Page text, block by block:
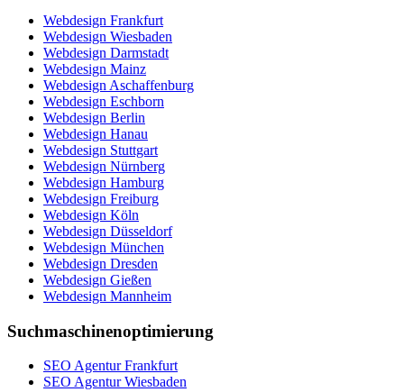
Webdesign Frankfurt
Webdesign Wiesbaden
Webdesign Darmstadt
Webdesign Mainz
Webdesign Aschaffenburg
Webdesign Eschborn
Webdesign Berlin
Webdesign Hanau
Webdesign Stuttgart
Webdesign Nürnberg
Webdesign Hamburg
Webdesign Freiburg
Webdesign Köln
Webdesign Düsseldorf
Webdesign München
Webdesign Dresden
Webdesign Gießen
Webdesign Mannheim
Suchmaschinenoptimierung
SEO Agentur Frankfurt
SEO Agentur Wiesbaden